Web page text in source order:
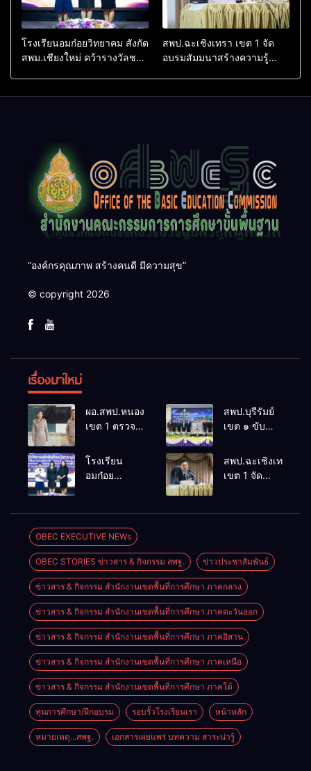
โรงเรียนอมก๋อยวิทยาคม สังกัด
สพม.เชียงใหม่ คว้ารางวัลชนะ
สพป.ฉะเชิงเทรา เขต 1 จัด
อบรมสัมมนาสร้างความรู้
“องค์กรคุณภาพ สร้างคนดี มีความสุข”
© copyright 2026
เรื่องมาใหม่
ผอ.สพป.หนองคาย
เขต 1 ตรวจ
กำลังใจใน
การจัดการ
อนุบาลอรุณ
รังษี
สพป.บุรีรัมย์
เขต ๑ ขับ
โรงเรียน
ขนาดเล็กด้วย
ปัญญา
โรงเรียน
อมก๋อย
คว้ารางวัล
ชนะเลิศและ
รองชนะเลิศ
การแข่งขัน
ทักษะวิชาการ
นักเรียนระดับ
สพฐ.
สพป.ฉะเชิงเทรา
เขต 1 จัด
ประเมิน
ตำแหน่ง ขอมี
วิทยฐานะ
เชี่ยวชาญ
เกณฑ์ใหม่
(PA)
OBEC EXECUTIVE NEWs
OBEC STORIES ข่าวสาร & กิจกรรม สพฐ. ข่าวประชาสัมพันธ์
ข่าวสาร & กิจกรรม สำนักงานเขตพื้นที่การศึกษา ภาคกลาง
ข่าวสาร & กิจกรรม สำนักงานเขตพื้นที่การศึกษา ภาคตะวันออก
ข่าวสาร & กิจกรรม สำนักงานเขตพื้นที่การศึกษา ภาคอิสาน
ข่าวสาร & กิจกรรม สำนักงานเขตพื้นที่การศึกษา ภาคเหนือ
ข่าวสาร & กิจกรรม สำนักงานเขตพื้นที่การศึกษา ภาคใต้
ทุนการศึกษา/ฝึกอบรม รอบรั้วโรงเรียนเรา หน้าหลัก
หมายเหตุ...สพฐ. เอกสารเผยแพร่ บทความ สาระน่ารู้